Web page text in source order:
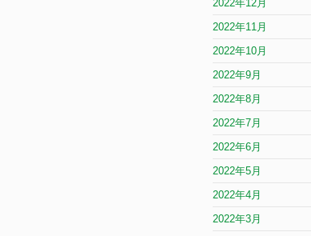
2022年12月
2022年11月
2022年10月
2022年9月
2022年8月
2022年7月
2022年6月
2022年5月
2022年4月
2022年3月